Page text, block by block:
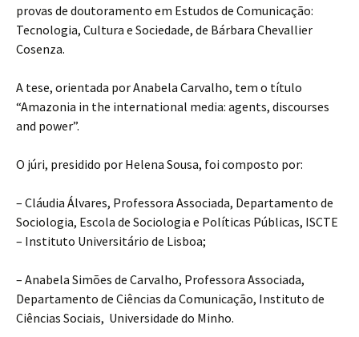
provas de doutoramento em Estudos de Comunicação:
Tecnologia, Cultura e Sociedade, de Bárbara Chevallier
Cosenza.
A tese, orientada por Anabela Carvalho, tem o título
“Amazonia in the international media: agents, discourses
and power”.
O júri, presidido por Helena Sousa, foi composto por:
– Cláudia Álvares, Professora Associada, Departamento de
Sociologia, Escola de Sociologia e Políticas Públicas, ISCTE
– Instituto Universitário de Lisboa;
– Anabela Simões de Carvalho, Professora Associada,
Departamento de Ciências da Comunicação, Instituto de
Ciências Sociais, Universidade do Minho.